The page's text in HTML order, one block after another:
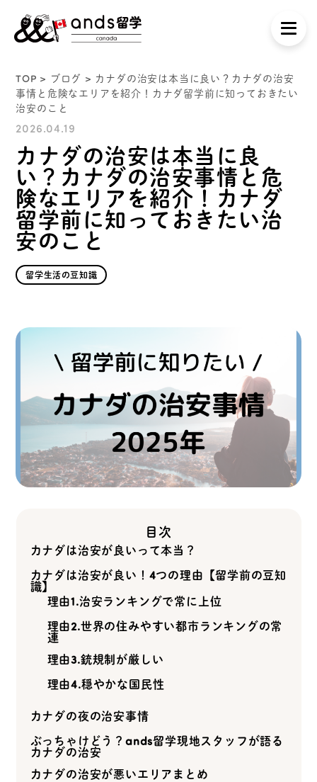
TOP > ブログ > カナダの治安は本当に良い？カナダの治安
事情と危険なエリアを紹介！カナダ留学前に知っておきたい
治安のこと
2026.04.19
カナダの治安は本当に良
い？カナダの治安事情と危
険なエリアを紹介！カナダ
留学前に知っておきたい治
安のこと
留学生活の豆知識
目次
カナダは治安が良いって本当？
カナダは治安が良い！4つの理由【留学前の豆知
識】
理由1.治安ランキングで常に上位
理由2.世界の住みやすい都市ランキングの常
連
理由3.銃規制が厳しい
理由4.穏やかな国民性
カナダの夜の治安事情
ぶっちゃけどう？ands留学現地スタッフが語る
カナダの治安
カナダの治安が悪いエリアまとめ